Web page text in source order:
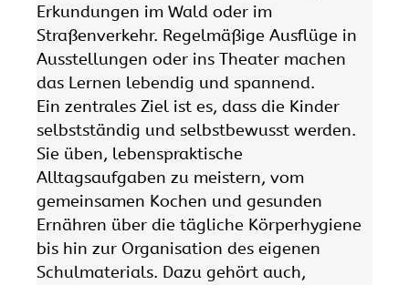
Erkundungen im Wald oder im
Straßenverkehr. Regelmäßige Ausflüge in
Ausstellungen oder ins Theater machen
das Lernen lebendig und spannend.
Ein zentrales Ziel ist es, dass die Kinder
selbstständig und selbstbewusst werden.
Sie üben, lebenspraktische
Alltagsaufgaben zu meistern, vom
gemeinsamen Kochen und gesunden
Ernähren über die tägliche Körperhygiene
bis hin zur Organisation des eigenen
Schulmaterials. Dazu gehört auch,